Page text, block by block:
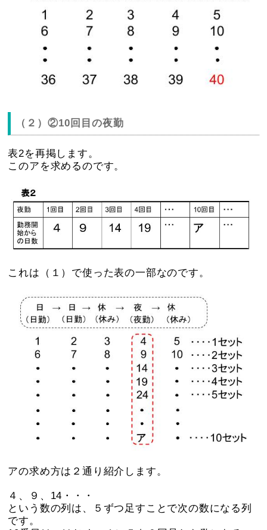
（２）②10回目の夜勤
表2を再掲します。
このアを求めるのです。
これは（１）で使った表の一部なのです。
アの求め方は２通り紹介します。
４、９、14・・・
という数の列は、５ずつ足すことで次の数になる列
です。